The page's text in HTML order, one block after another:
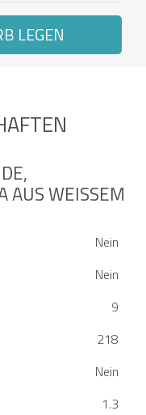
LEGEN
WEISSEM A
Nein
Nein
9
218
Nein
1.3